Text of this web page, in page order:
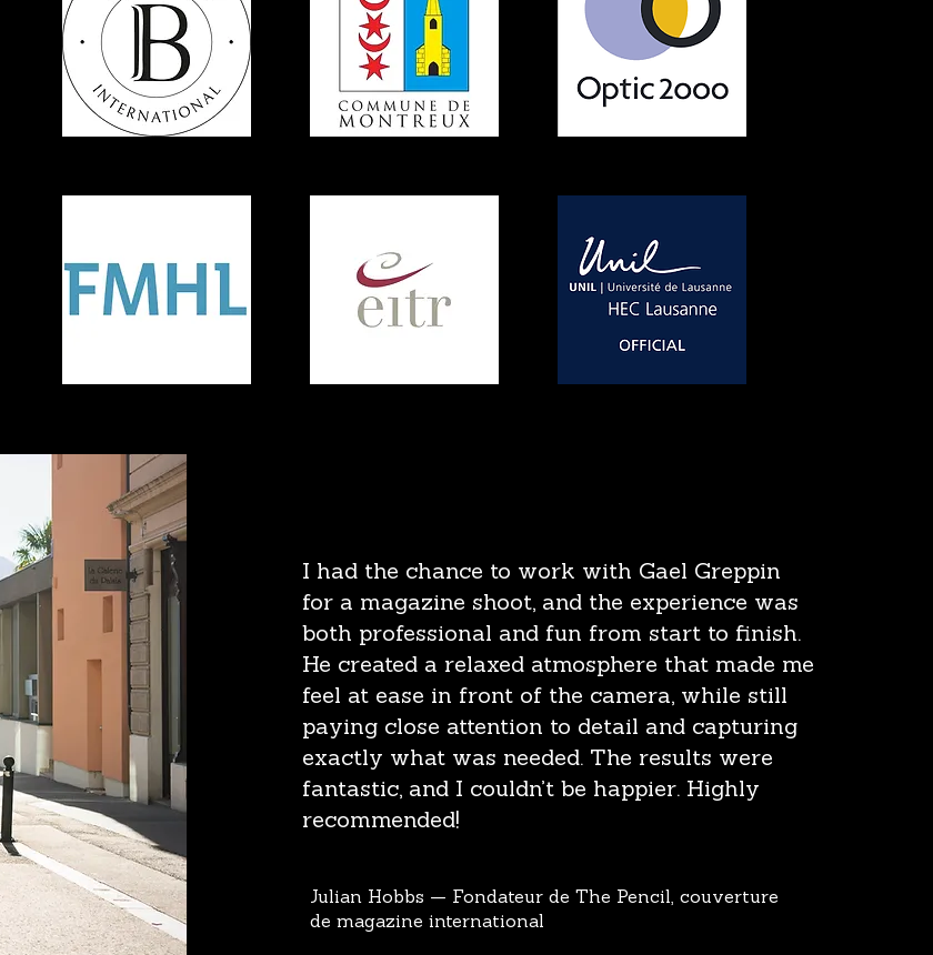
I had the chance to work with Gael Greppin
for a magazine shoot, and the experience was
both professional and fun from start to finish.
He created a relaxed atmosphere that made me
feel at ease in front of the camera, while still
paying close attention to detail and capturing
exactly what was needed. The results were
fantastic, and I couldn’t be happier. Highly
recommended!
Julian Hobbs — Fondateur de The Pencil, couverture
de magazine international